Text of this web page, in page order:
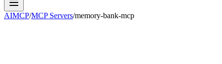
AIMCP/MCP Servers/memory-bank-mcp